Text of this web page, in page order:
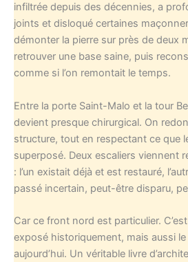
infiltrée depuis des décennies, a
joints et disloqué certaines
démonter la pierre sur près de deux
retrouver une base saine, puis
comme si l’on remontait le temps.
Entre la porte Saint-Malo et la tour
devient presque chirurgical. On
structure, tout en respectant ce que
superposé. Deux escaliers viennent
: l’un existait déjà et est restauré,
passé incertain, peut-être disparu,
Car ce front nord est particulier.
exposé historiquement, mais aussi
aujourd’hui. Un véritable livre